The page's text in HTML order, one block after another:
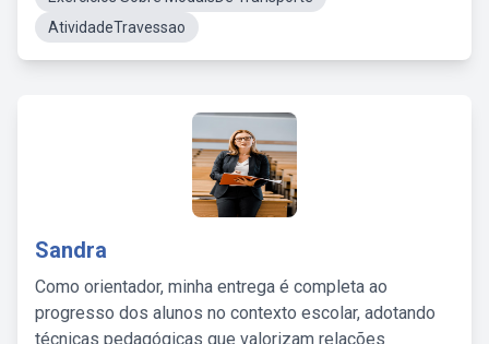
AtividadeTravessao
Sandra
Como orientador, minha entrega é completa ao
progresso dos alunos no contexto escolar, adotando
técnicas pedagógicas que valorizam relações